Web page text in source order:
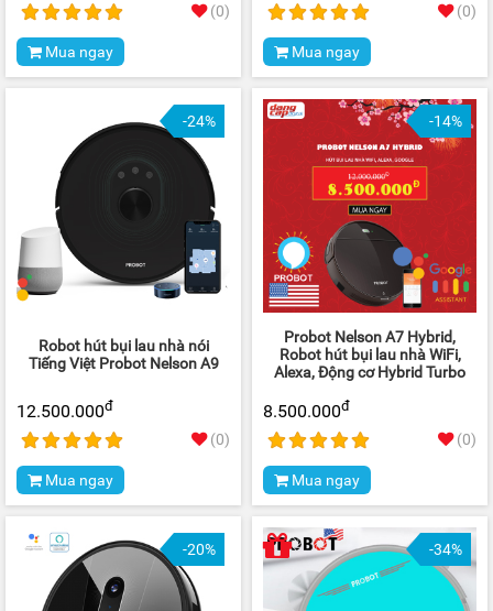
(0)
Mua ngay
(0)
Mua ngay
-24%
Robot hút bụi lau nhà nói
Tiếng Việt Probot Nelson A9
12.500.000đ
(0)
Mua ngay
-14%
Probot Nelson A7 Hybrid,
Robot hút bụi lau nhà WiFi,
Alexa, Động cơ Hybrid Turbo
8.500.000đ
(0)
Mua ngay
-20% -34%